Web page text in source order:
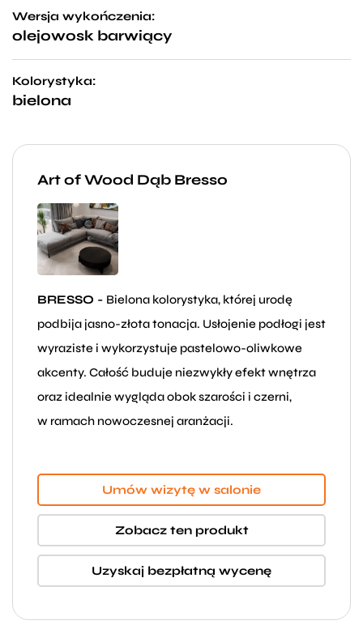
Wersja wykończenia:
olejowosk barwiący
Kolorystyka:
bielona
Art of Wood Dąb Bresso
BRESSO - Bielona kolorystyka, której urodę
podbija jasno-złota tonacja. Usłojenie podłogi jest
wyraziste i wykorzystuje pastelowo-oliwkowe
akcenty. Całość buduje niezwykły efekt wnętrza
oraz idealnie wygląda obok szarości i czerni,
w ramach nowoczesnej aranżacji.
Umów wizytę w salonie
Zobacz ten produkt
Uzyskaj bezpłatną wycenę